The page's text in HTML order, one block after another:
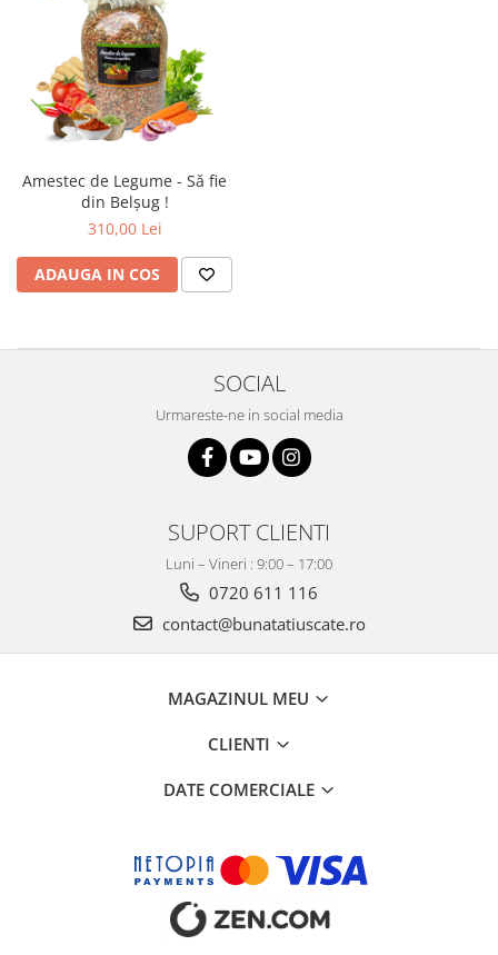
Amestec de Legume - Să fie
din Belșug !
310,00 Lei
ADAUGA IN COS
SOCIAL
Urmareste-ne in social media
SUPORT CLIENTI
Luni – Vineri : 9:00 – 17:00
0720 611 116
contact@bunatatiuscate.ro
MAGAZINUL MEU
CLIENTI
DATE COMERCIALE